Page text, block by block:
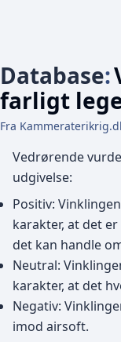
Database:
farligt
Fra
Vedrørende
udgivelse:
Positiv:
karakter, at det
det kan handle
Neutral:
karakter, at det
Negativ:
imod airsoft.